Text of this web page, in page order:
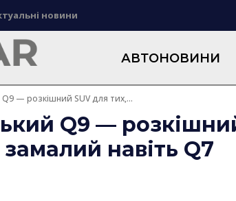
новини
АВТОНОВИНИ
Q9 — розкішний SUV для тих,...
Q9 —
навіть Q7